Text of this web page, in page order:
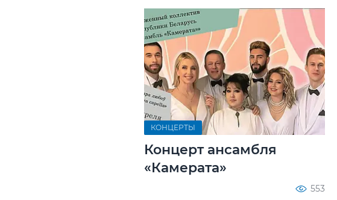
КОНЦЕРТЫ
Концерт ансамбля
«Камерата»
553